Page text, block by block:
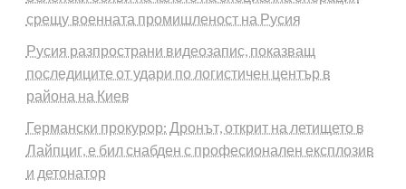
срещу военната промишленост на Русия
Русия разпространи видеозапис, показващ
последиците от удари по логистичен център в
района на Киев
Германски прокурор: Дронът, открит на летището в
Лайпциг, е бил снабден с професионален експлозив
и детонатор